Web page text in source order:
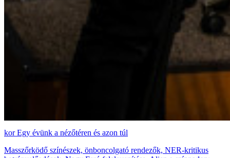
Egy évünk a nézőtéren és azon túl
Masszőrködő színészek, önboncolgató rendezők, NER-kritikus